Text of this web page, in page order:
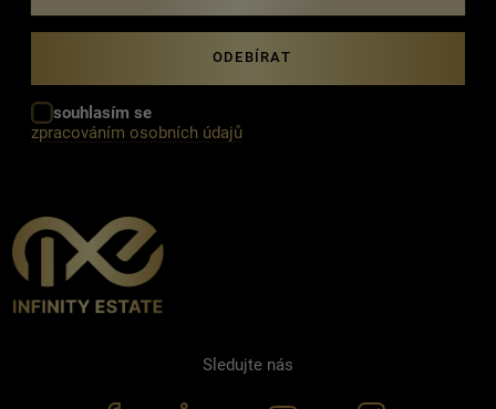
souhlasím se
zpracováním osobních údajů
Sledujte nás